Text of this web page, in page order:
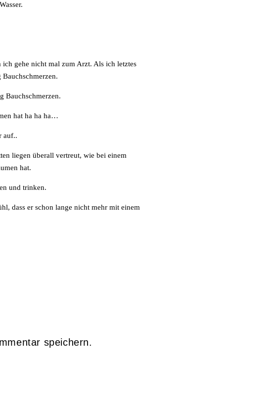
ich gehe nicht mal zum Arzt. Als ich letztes
Bauchschmerzen.
hat ha ha ha…
auf..
liegen überall vertreut, wie bei einem
hat.
und trinken.
dass er schon lange nicht mehr mit einem
speichern.